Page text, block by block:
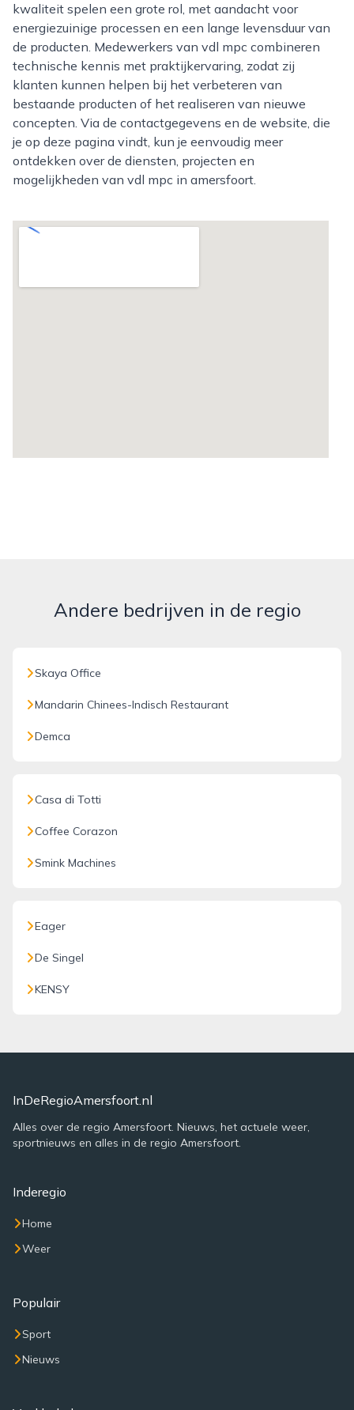
kwaliteit spelen een grote rol, met aandacht voor
energiezuinige processen en een lange levensduur van
de producten. Medewerkers van vdl mpc combineren
technische kennis met praktijkervaring, zodat zij
klanten kunnen helpen bij het verbeteren van
bestaande producten of het realiseren van nieuwe
concepten. Via de contactgegevens en de website, die
je op deze pagina vindt, kun je eenvoudig meer
ontdekken over de diensten, projecten en
mogelijkheden van vdl mpc in amersfoort.
Andere bedrijven in de regio
Skaya Office
Mandarin Chinees-Indisch Restaurant
Demca
Casa di Totti
Coffee Corazon
Smink Machines
Eager
De Singel
KENSY
InDeRegioAmersfoort.nl
Alles over de regio Amersfoort. Nieuws, het actuele weer,
sportnieuws en alles in de regio Amersfoort.
Inderegio
Home
Weer
Populair
Sport
Nieuws